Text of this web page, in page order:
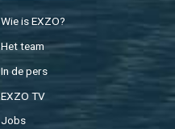
Wie is EXZO?
Het team
In de pers
EXZO TV
Jobs